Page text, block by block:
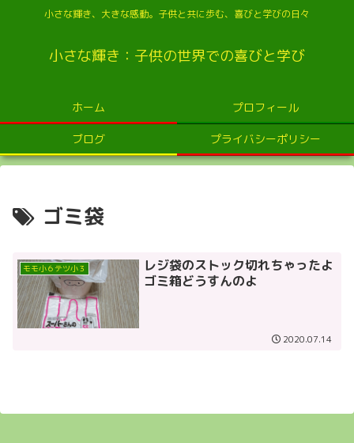
小さな輝き、大きな感動。子供と共に歩む、喜びと学びの日々
小さな輝き：子供の世界での喜びと学び
ホーム プロフィール
ブログ プライバシーポリシー
ゴミ袋
モモ小６テツ小３
レジ袋のストック切れちゃったよ
ゴミ箱どうすんのよ
2020.07.14